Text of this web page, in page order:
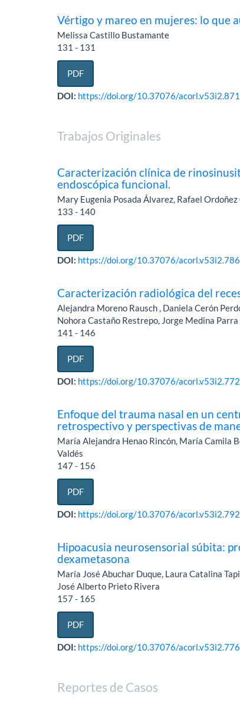
Vértigo y mareo en mujeres: lo que
Melissa Castillo Bustamante
131 - 131
PDF
DOI: https://doi.org/10.37076/acorl.v53i2.871
Trabajos Originales
Caracterización clínica de
endoscópica funcional.
Mary Eugenia Posada Álvarez, Rafael
133 - 140
PDF
DOI: https://doi.org/10.37076/acorl.v53i2.786
Caracterización radiológica del
Alejandra Moreno Rausch , Daniela Cerón
Nohora Castaño Restrepo, Jorge Medina Parra
141 - 146
PDF
DOI: https://doi.org/10.37076/acorl.v53i2.772
Enfoque del trauma nasal en un
retrospectivo y perspectivas de
María Alejandra Henao Rincón, María Camila
Valdés
147 - 156
PDF
DOI: https://doi.org/10.37076/acorl.v53i2.792
Hipoacusia neurosensorial súbita:
dexametasona
María José Abuchar Duque, Laura Catalina
José Alberto Prieto Rivera
157 - 165
PDF
DOI: https://doi.org/10.37076/acorl.v53i2.776
Reportes de Casos